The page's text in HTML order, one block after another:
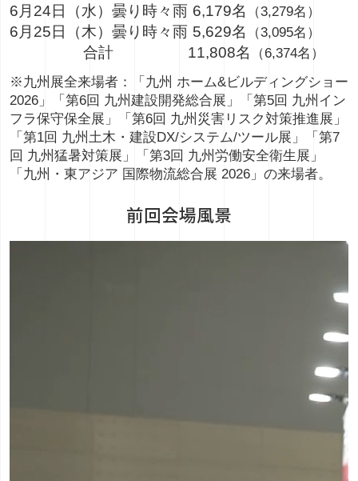
前回会場風景
6月24日（水） 曇り時々雨 6,179名 （3,279名）
6月25日（木） 曇り時々雨 5,629名 （3,095名）
合計 11,808名
（6,374名）
※九州展全来場者：「九州 ホーム&ビルディングショー
2026」「第6回 九州建設開発総合展」「第5回 九州イン
フラ保守保全展」「第6回 九州災害リスク対策推進展」
「第1回 九州土木・建設DX/システム/ツール展」「第7
回 九州猛暑対策展」「第3回 九州労働安全衛生展」
「九州・東アジア 国際物流総合展 2026」の来場者。